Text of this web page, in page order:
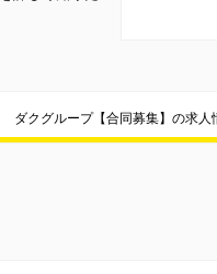
ダクグループ【合同募集】の求人